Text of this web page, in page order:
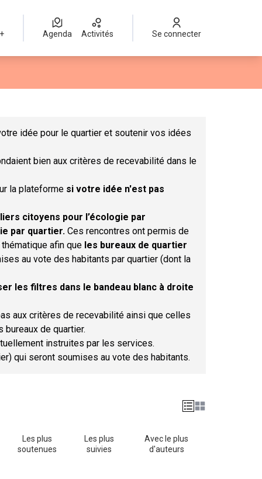
Agenda Activités Se connecter
idée pour le quartier et soutenir vos idées
bien aux critères de recevabilité dans le
la plateforme si votre idée n'est pas
citoyens pour l’écologie par
par quartier. Ces rencontres ont permis de
afin que les bureaux de quartier
au vote des habitants par quartier (dont la
les filtres dans le bandeau blanc à droite
aux critères de recevabilité ainsi que celles
de quartier.
instruites par les services.
qui seront soumises au vote des habitants.
Les plus
soutenues
Les plus
suivies
Avec le plus
d'auteurs